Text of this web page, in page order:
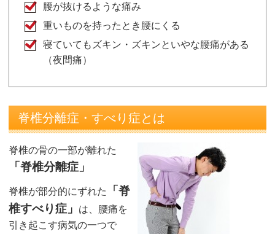
腰が抜けるような痛み
重いものを持ったとき腰にくる
寝ていてもズキン・ズキンといやな腰痛がある
（夜間痛）
脊椎分離症・すべり症とは
脊椎の骨の一部が離れた
「脊椎分離症」
脊椎が部分的にずれた
「脊
椎すべり症」
は、腰痛を
引き起こす病気の一つで